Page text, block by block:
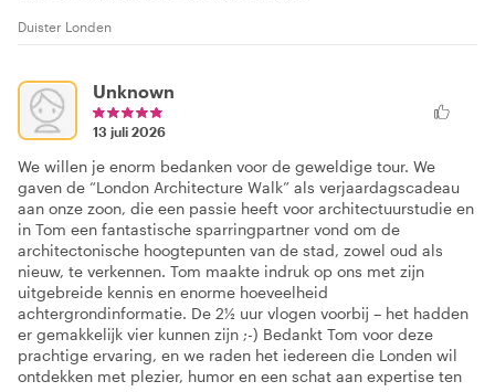
Duister Londen
Unknown
13 juli 2026
We willen je enorm bedanken voor de geweldige tour. We
gaven de “London Architecture Walk” als verjaardagscadeau
aan onze zoon, die een passie heeft voor architectuurstudie en
in Tom een fantastische sparringpartner vond om de
architectonische hoogtepunten van de stad, zowel oud als
nieuw, te verkennen. Tom maakte indruk op ons met zijn
uitgebreide kennis en enorme hoeveelheid
achtergrondinformatie. De 2½ uur vlogen voorbij – het hadden
er gemakkelijk vier kunnen zijn ;-) Bedankt Tom voor deze
prachtige ervaring, en we raden het iedereen die Londen wil
ontdekken met plezier, humor en een schat aan expertise ten